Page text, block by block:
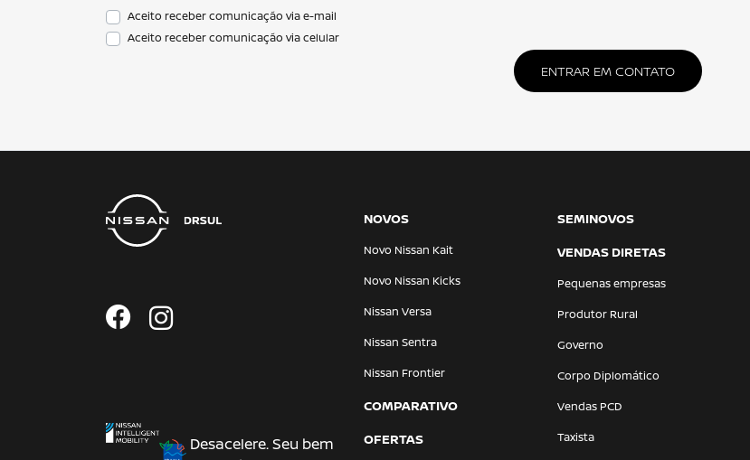
Aceito receber comunicação via e-mail
Aceito receber comunicação via celular
ENTRAR EM CONTATO
Desacelere. Seu bem
NOVOS
Novo Nissan Kait
Novo Nissan Kicks
Nissan Versa
Nissan Sentra
Nissan Frontier
COMPARATIVO
OFERTAS
SEMINOVOS
VENDAS DIRETAS
Pequenas empresas
Produtor Rural
Governo
Corpo Diplomático
Vendas PCD
Taxista